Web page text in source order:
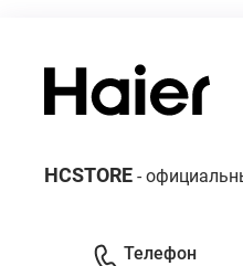
HCSTORE -
Телефон